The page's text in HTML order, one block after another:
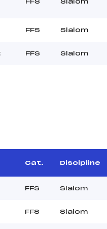
FFS Slalom
FFS Slalom
FFS Slalom
Cat. Discipline
FFS Slalom
FFS Slalom